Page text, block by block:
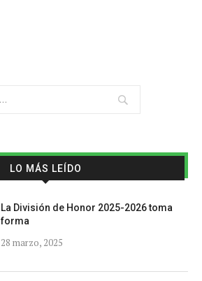
LO MÁS LEÍDO
La División de Honor 2025-2026 toma
forma
28 marzo, 2025